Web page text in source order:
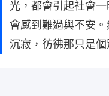
光，都會引起社會
會感到難過與不安
沉寂，彷彿那只是個